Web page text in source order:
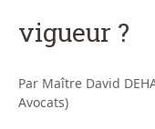
vigueur ?
Par Maître David
Avocats)